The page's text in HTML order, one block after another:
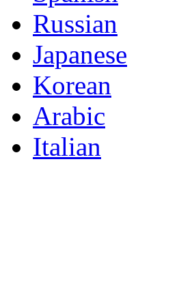
Russian
Japanese
Korean
Arabic
Italian